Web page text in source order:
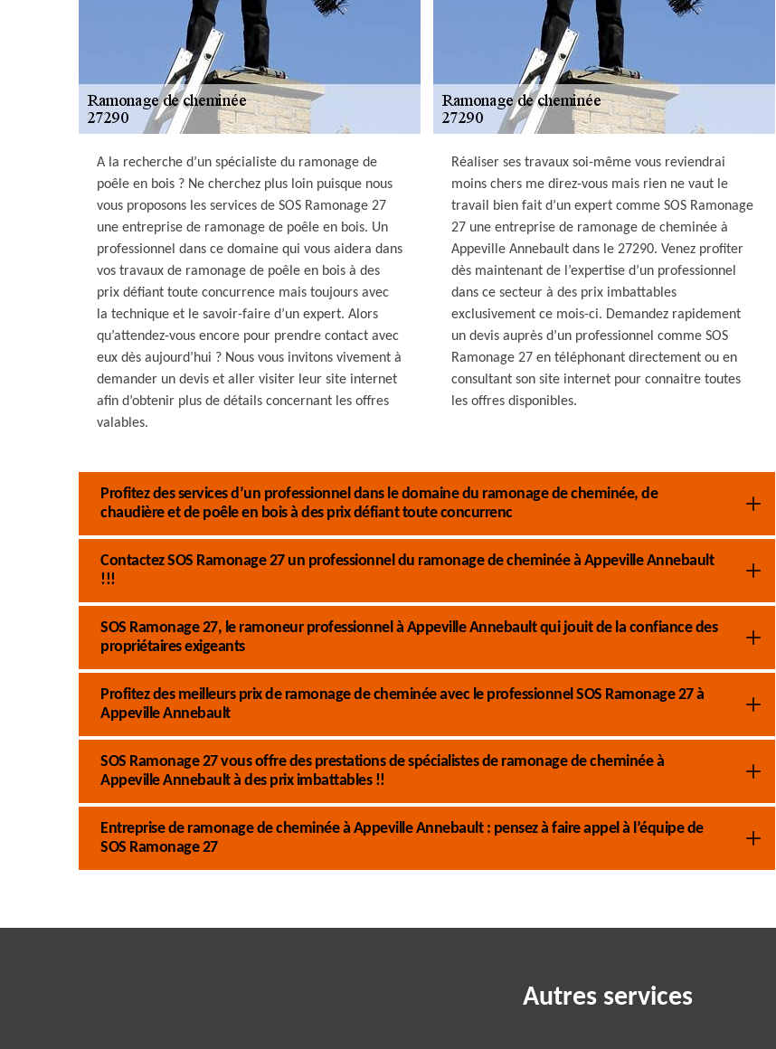
A la recherche d’un spécialiste du ramonage de
poêle en bois ? Ne cherchez plus loin puisque nous
vous proposons les services de SOS Ramonage 27
une entreprise de ramonage de poêle en bois. Un
professionnel dans ce domaine qui vous aidera dans
vos travaux de ramonage de poêle en bois à des
prix défiant toute concurrence mais toujours avec
la technique et le savoir-faire d’un expert. Alors
qu’attendez-vous encore pour prendre contact avec
eux dès aujourd’hui ? Nous vous invitons vivement à
demander un devis et aller visiter leur site internet
afin d’obtenir plus de détails concernant les offres
valables.
Réaliser ses travaux soi-même vous reviendrai
moins chers me direz-vous mais rien ne vaut le
travail bien fait d’un expert comme SOS Ramonage
27 une entreprise de ramonage de cheminée à
Appeville Annebault dans le 27290. Venez profiter
dès maintenant de l’expertise d’un professionnel
dans ce secteur à des prix imbattables
exclusivement ce mois-ci. Demandez rapidement
un devis auprès d’un professionnel comme SOS
Ramonage 27 en téléphonant directement ou en
consultant son site internet pour connaitre toutes
les offres disponibles.
Profitez des services d’un professionnel dans le domaine du ramonage de cheminée, de
chaudière et de poêle en bois à des prix défiant toute concurrenc
Contactez SOS Ramonage 27 un professionnel du ramonage de cheminée à Appeville Annebault
!!!
SOS Ramonage 27, le ramoneur professionnel à Appeville Annebault qui jouit de la confiance des
propriétaires exigeants
Profitez des meilleurs prix de ramonage de cheminée avec le professionnel SOS Ramonage 27 à
Appeville Annebault
SOS Ramonage 27 vous offre des prestations de spécialistes de ramonage de cheminée à
Appeville Annebault à des prix imbattables !!
Entreprise de ramonage de cheminée à Appeville Annebault : pensez à faire appel à l’équipe de
SOS Ramonage 27
Autres services